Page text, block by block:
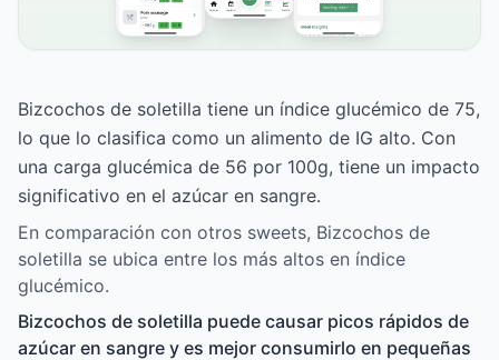
Bizcochos de soletilla tiene un índice glucémico de 75,
lo que lo clasifica como un alimento de IG alto. Con
una carga glucémica de 56 por 100g, tiene un impacto
significativo en el azúcar en sangre.
En comparación con otros sweets, Bizcochos de
soletilla se ubica entre los más altos en índice
glucémico.
Bizcochos de soletilla puede causar picos rápidos de
azúcar en sangre y es mejor consumirlo en pequeñas